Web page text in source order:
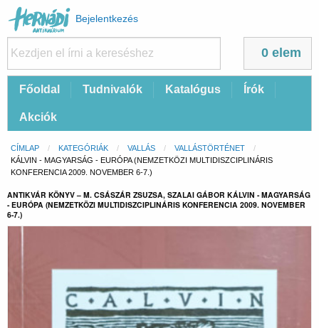
Felhasználói
fiók
menüje
Bejelentkezés
0 elem
FőFőoldal Tudnivalók Katalógus Írók
Akciók
Morzsa
CÍMLAP KATEGÓRIÁK VALLÁS
VALLÁSTÖRTÉNET
CURRENT:
KÁLVIN - MAGYARSÁG - EURÓPA (NEMZETKÖZI MULTIDISZCIPLINÁRIS
KONFERENCIA 2009. NOVEMBER 6-7.)
ANTIKVÁR KÖNYV – M. CSÁSZÁR ZSUZSA, SZALAI GÁBOR KÁLVIN - MAGYARSÁG
- EURÓPA (NEMZETKÖZI MULTIDISZCIPLINÁRIS KONFERENCIA 2009. NOVEMBER
6-7.)